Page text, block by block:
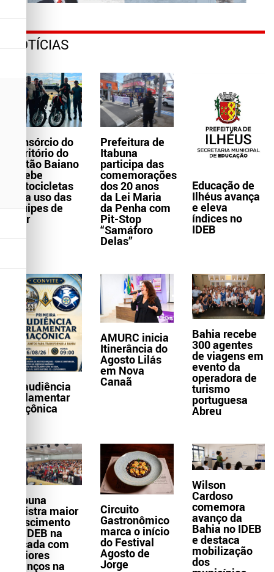
NOTÍCIAS
Consórcio do
Território do
Sertão Baiano
recebe
motocicletas
para uso das
equipes de
Ater
Prefeitura de
Itabuna
participa das
comemorações
dos 20 anos
da Lei Maria
da Penha com
Pit-Stop
“Samáforo
Delas”
Educação de
Ilhéus avança
e eleva
índices no
IDEB
1ª audiência
parlamentar
maçônica
AMURC inicia
Itinerância do
Agosto Lilás
em Nova
Canaã
Bahia recebe
300 agentes
de viagens em
evento da
operadora de
turismo
portuguesa
Abreu
Itabuna
registra maior
crescimento
do IDEB na
década com
maiores
avanços na
Circuito
Gastronômico
marca o início
do Festival
Agosto de
Jorge
Wilson
Cardoso
comemora
avanço da
Bahia no IDEB
e destaca
mobilização
dos